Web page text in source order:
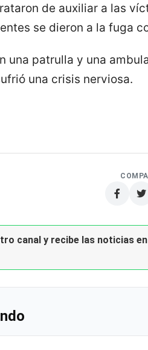
de auxiliar a las
se dieron a la fuga
una patrulla y una
una crisis nerviosa.
canal y recibe las noticias en